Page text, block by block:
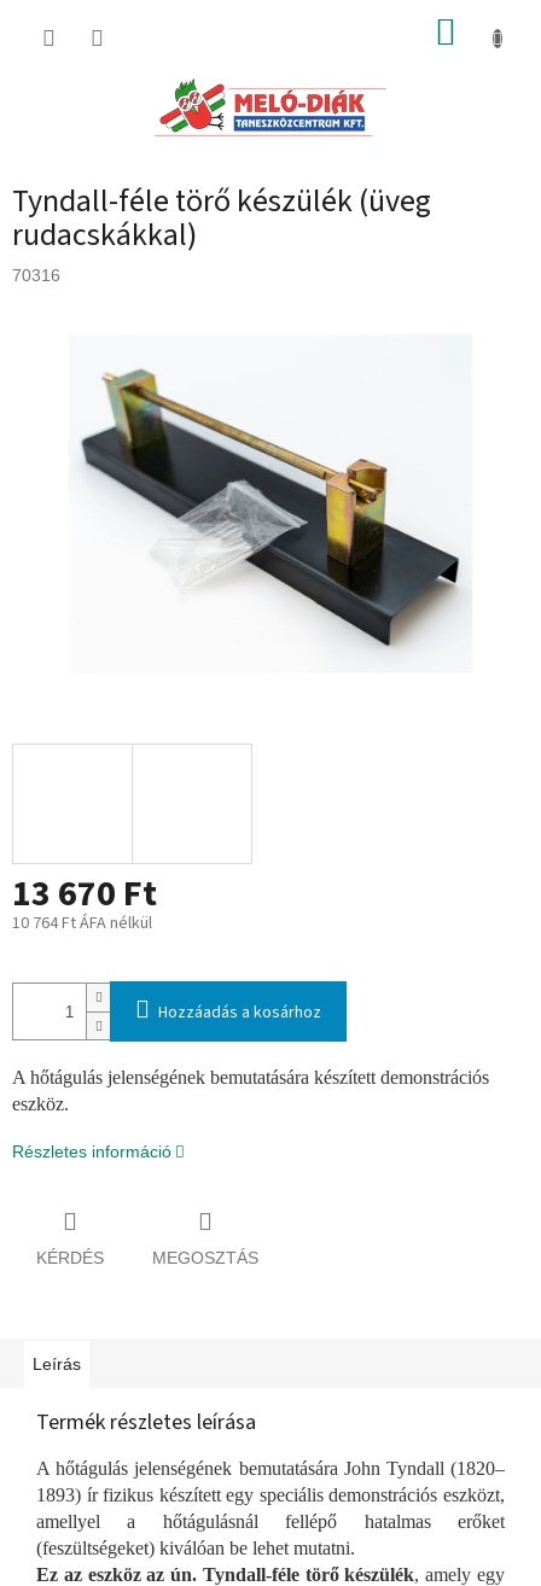
KOSÁR
Tyndall-féle törő készülék (üveg
rudacskákkal)
70316
13 670 Ft
10 764 Ft ÁFA nélkül
Hozzáadás a kosárhoz
A hőtágulás jelenségének bemutatására készített demonstrációs
eszköz.
Részletes információ
KÉRDÉS MEGOSZTÁS
Leírás
Termék részletes leírása
A hőtágulás jelenségének bemutatására John Tyndall (1820–
1893) ír fizikus készített egy speciális demonstrációs eszközt,
amellyel a hőtágulásnál fellépő hatalmas erőket
(feszültségeket) kiválóan be lehet mutatni.
Ez az eszköz az ún. Tyndall-féle törő készülék, amely egy